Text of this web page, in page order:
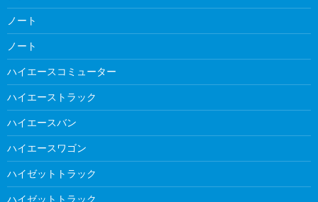
ノート
ノート
ハイエースコミューター
ハイエーストラック
ハイエースバン
ハイエースワゴン
ハイゼットトラック
ハイゼットトラック